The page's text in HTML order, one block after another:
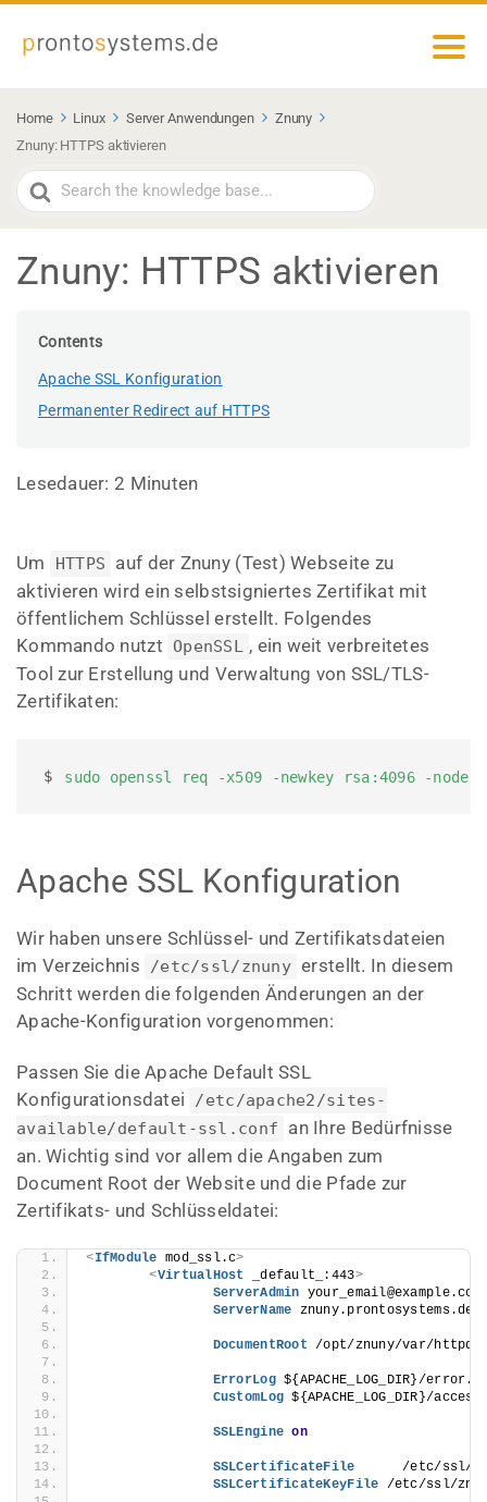
Home Linux Server Anwendungen
Znuny
Znuny: HTTPS aktivieren
Search
For
Znuny: HTTPS aktivieren
Contents
Apache SSL Konfiguration
Permanenter Redirect auf HTTPS
Lesedauer: 2 Minuten
Um HTTPS
auf der Znuny (Test) Webseite zu
aktivieren wird ein selbstsigniertes Zertifikat mit
öffentlichem Schlüssel erstellt. Folgendes
Kommando nutzt
OpenSSL , ein weit verbreitetes
Tool zur Erstellung und Verwaltung von SSL/TLS-
Zertifikaten:
$ sudo openssl req -x509 -newkey rsa:4096 -
Apache SSL Konfiguration
Wir haben unsere Schlüssel- und Zertifikatsdateien
im Verzeichnis
/etc/ssl/znuny erstellt. In diesem
Schritt werden die folgenden Änderungen an der
Apache-Konfiguration vorgenommen:
Passen Sie die Apache Default SSL
Konfigurationsdatei
/etc/apache2/sites-
available/default-ssl.conf
an Ihre Bedürfnisse
an. Wichtig sind vor allem die Angaben zum
Document Root der Website und die Pfade zur
Zertifikats- und Schlüsseldatei:
<IfModule mod_ssl.c>
<VirtualHost _default_:443>
ServerAdmin your_email@example.com
ServerName znuny.prontosystems.de
DocumentRoot /opt/znuny/var/httpd/
ErrorLog ${APACHE_LOG_DIR}/
CustomLog ${APACHE_LOG_DIR}/
SSLEngine on
SSLCertificateFile
/etc/ssl/
SSLCertificateKeyFile /etc/ssl/